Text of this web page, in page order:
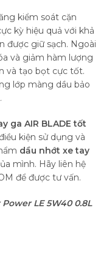
kiểm soát cặn
kỳ hiệu quả với khả
được giữ sạch. Ngoài
và giảm hàm lượng
và tạo bọt cực tốt.
lớp màng dầu bảo
ga AIR BLADE tốt
kiện sử dụng và
dầu nhớt xe tay
mình. Hãy liên hệ
để được tư vấn.
LE 5W40 0.8L